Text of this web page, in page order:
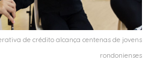
de crédito alcança centenas de jovens
rondonienses